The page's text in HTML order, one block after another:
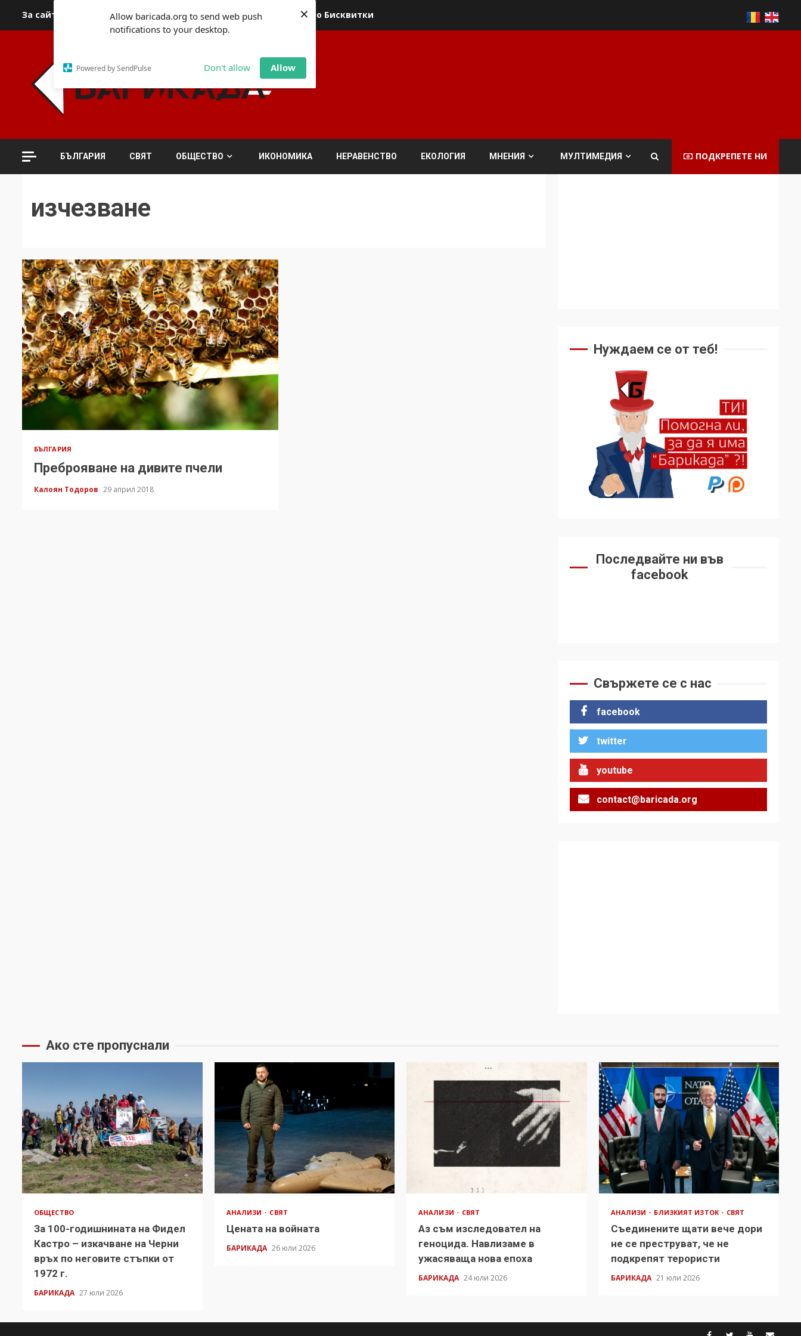
Allow baricada.org to send web push
notifications to your desktop.
Powered by SendPulse Don't allow Allow
×
За сайта За контакти За реклама Политика относно Бисквитки
БЪЛГАРИЯ СВЯТ ОБЩЕСТВО ИКОНОМИКА НЕРАВЕНСТВО ЕКОЛОГИЯ МНЕНИЯ МУЛТИМЕДИЯ ПОДКРЕПЕТЕ НИ
изчезване
БЪЛГАРИЯ
Преброяване на дивите пчели
Калоян Тодоров 29 април 2018
Нуждаем се от теб!
Последвайте ни във
facebook
Свържете се с нас
facebook
twitter
youtube
contact@baricada.org
Ако сте пропуснали
ОБЩЕСТВО
За 100-годишнината на Фидел
Кастро – изкачване на Черни
връх по неговите стъпки от
1972 г.
БАРИКАДА 27 юли 2026
АНАЛИЗИ СВЯТ
Цената на войната
БАРИКАДА 26 юли 2026
АНАЛИЗИ СВЯТ
Аз съм изследовател на
геноцида. Навлизаме в
ужасяваща нова епоха
БАРИКАДА 24 юли 2026
АНАЛИЗИ БЛИЗКИЯТ ИЗТОК СВЯТ
Съединените щати вече дори
не се преструват, че не
подкрепят терористи
БАРИКАДА 21 юли 2026